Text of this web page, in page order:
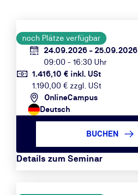
noch Plätze verfügbar
24.09.2026 - 25.09.2026
09:00 - 16:30 Uhr
1.416,10 € inkl. USt
1.190,00 € zzgl. USt
OnlineCampus
Deutsch
Details zum Seminar
BUCHEN